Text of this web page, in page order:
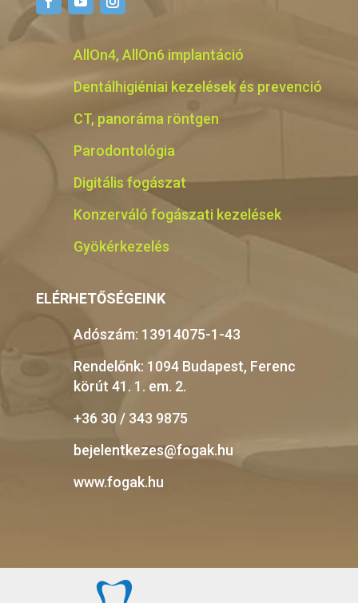
AllOn4, AllOn6 implantáció
Dentálhigiéniai kezelések és prevenció
CT, panoráma röntgen
Parodontológia
Digitális fogászat
Konzerváló fogászati kezelések
Gyökérkezelés
ELÉRHETŐSÉGEINK
Adószám: 13914075-1-43
Rendelőnk: 1094 Budapest, Ferenc
körút 41. 1. em. 2.
+36 30 / 343 9875
bejelentkezes@fogak.hu
www.fogak.hu